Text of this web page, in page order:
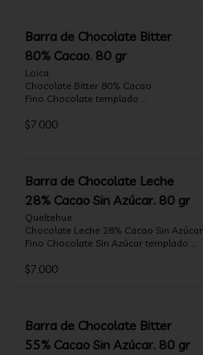
con la textura y complemento de sabor
de las avellanas y sal.
Formato: tableta 80 gramos.
Barra de Chocolate Bitter
80% Cacao. 80 gr
Loica.
Chocolate Bitter 80% Cacao
Fino Chocolate templado
de frutas rojas, zeste de pomelo y
$7.000
Barra de Chocolate Leche
28% Cacao Sin Azúcar. 80 gr
Queltehue.
Chocolate Leche 28% Cacao Sin Azúcar
Fino Chocolate Sin Azúcar templado
aterciopelado de frutas rojas y cacao
$7.000
Barra de Chocolate Bitter
55% Cacao Sin Azúcar. 80 gr